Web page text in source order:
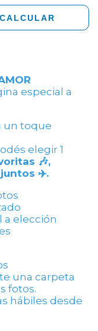
CALCULAR
especial a
un toque
elegir 1
🎶,
juntos ✈️.
a elección
una carpeta
fotos.
hábiles desde